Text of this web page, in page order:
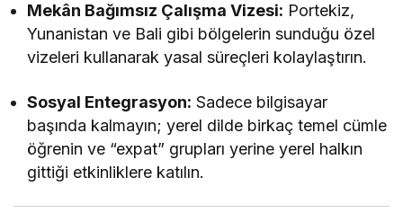
Mekân Bağımsız Çalışma Vizesi: Portekiz,
Yunanistan ve Bali gibi bölgelerin sunduğu özel
vizeleri kullanarak yasal süreçleri kolaylaştırın.
Sosyal Entegrasyon: Sadece bilgisayar
başında kalmayın; yerel dilde birkaç temel cümle
öğrenin ve “expat” grupları yerine yerel halkın
gittiği etkinliklere katılın.